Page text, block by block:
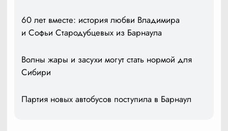
60 лет вместе: история любви Владимира
и Софьи Стародубцевых из Барнаула
Волны жары и засухи могут стать нормой для
Сибири
Партия новых автобусов поступила в Барнаул